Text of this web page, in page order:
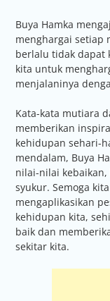
Buya Hamka
menghargai setiap
berlalu tidak dapat
kita untuk
menjalaninya
Kata-kata mutiara
memberikan
kehidupan sehari-
mendalam, Buya
nilai-nilai
syukur. Semoga
mengaplikasikan
kehidupan kita,
baik dan
sekitar kita.